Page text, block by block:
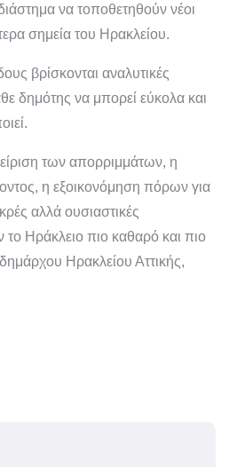
να τοποθετηθούν νέοι
σημεία του Ηρακλείου.
βρίσκονται αναλυτικές
δημότης να μπορεί εύκολα και
των απορριμμάτων, η
η εξοικονόμηση πόρων για
αλλά ουσιαστικές
Ηράκλειο πιο καθαρό και πιο
Ηρακλείου Αττικής,